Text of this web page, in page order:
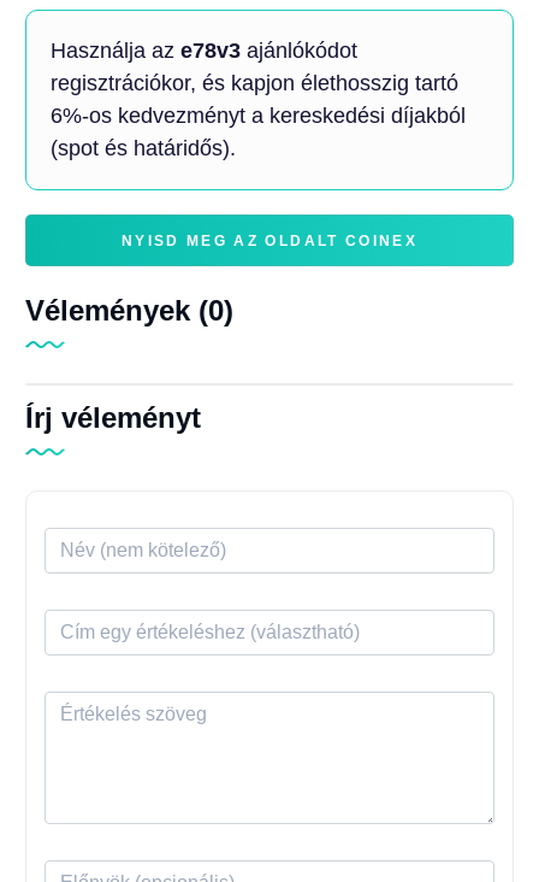
Használja az e78v3ajánlókódot
regisztrációkor, és kapjon élethosszig tartó
6%-os kedvezményt a kereskedési díjakból
(spot és határidős).
NYISD MEG AZ OLDALT COINEX
Vélemények (0)
Írj véleményt